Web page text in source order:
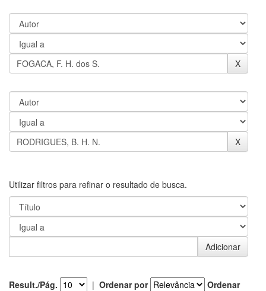
Utilizar filtros para refinar o resultado de busca.
Result./Pág. | Ordenar por
Ordenar